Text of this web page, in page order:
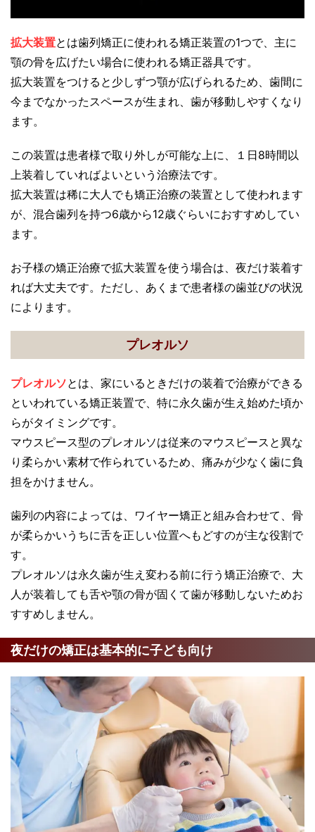
拡大装置とは歯列矯正に使われる矯正装置の1つで、主に
顎の骨を広げたい場合に使われる矯正器具です。
拡大装置をつけると少しずつ顎が広げられるため、歯間に
今までなかったスペースが生まれ、歯が移動しやすくなり
ます。
この装置は患者様で取り外しが可能な上に、１日8時間以
上装着していればよいという治療法です。
拡大装置は稀に大人でも矯正治療の装置として使われます
が、混合歯列を持つ6歳から12歳ぐらいにおすすめしてい
ます。
お子様の矯正治療で拡大装置を使う場合は、夜だけ装着す
れば大丈夫です。ただし、あくまで患者様の歯並びの状況
によります。
プレオルソ
プレオルソとは、家にいるときだけの装着で治療ができる
といわれている矯正装置で、特に永久歯が生え始めた頃か
らがタイミングです。
マウスピース型のプレオルソは従来のマウスピースと異な
り柔らかい素材で作られているため、痛みが少なく歯に負
担をかけません。
歯列の内容によっては、ワイヤー矯正と組み合わせて、骨
が柔らかいうちに舌を正しい位置へもどすのが主な役割で
す。
プレオルソは永久歯が生え変わる前に行う矯正治療で、大
人が装着しても舌や顎の骨が固くて歯が移動しないためお
すすめしません。
夜だけの矯正は基本的に子ども向け